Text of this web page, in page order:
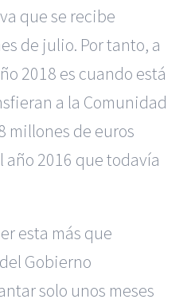
que se recibe
de julio. Por tanto, a
2018 es cuando está
a la Comunidad
millones de euros
2016 que todavía
esta más que
Gobierno
solo unos meses